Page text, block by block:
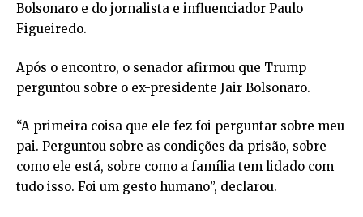
Bolsonaro e do jornalista e influenciador Paulo
Figueiredo.
Após o encontro, o senador afirmou que Trump
perguntou sobre o ex-presidente Jair Bolsonaro.
“A primeira coisa que ele fez foi perguntar sobre meu
pai. Perguntou sobre as condições da prisão, sobre
como ele está, sobre como a família tem lidado com
tudo isso. Foi um gesto humano”, declarou.